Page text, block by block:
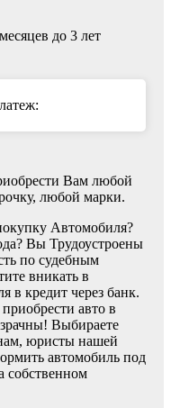
до 3 лет
Вам любой
любой марки.
Автомобиля?
Вы Трудоустроены
по судебным
вникать в
в кредит через банк.
авто в
Выбираете
юристы нашей
автомобиль под
собственном